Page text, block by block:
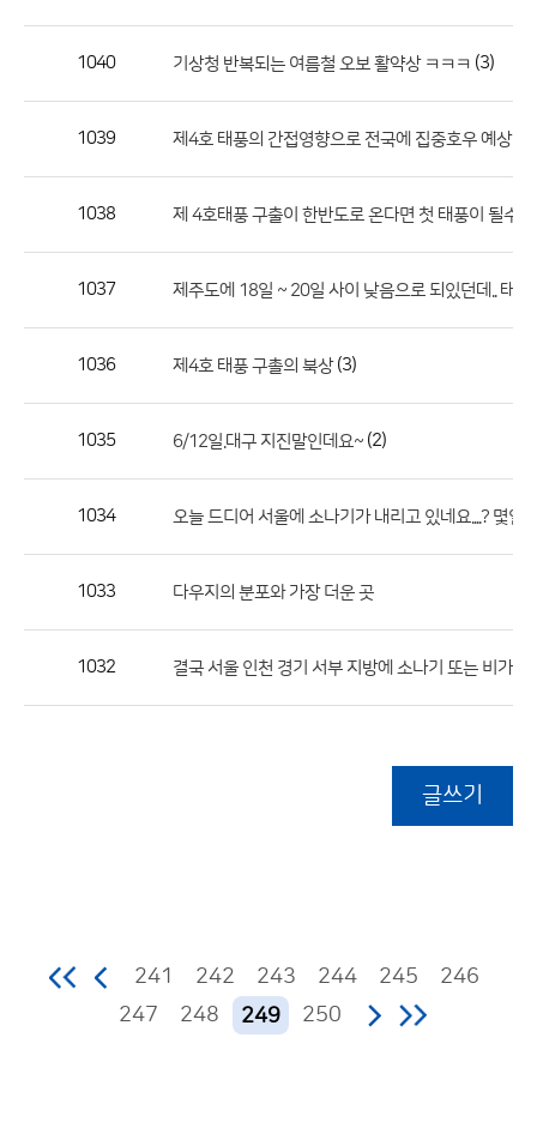
록
공
1040 기상청 반복되는 여름철 오보 활약상 ㅋㅋㅋ (3)
1039 제4호 태풍의 간접영향으로 전국에 집중호우 예상 -
1038 제 4호태풍 구출이 한반도로 온다면 첫 태풍이 될수
1037 제주도에 18일 ~ 20일 사이 낮음으로 되있던데.. 태풍
1036 제4호 태풍 구촐의 북상(3)
1035 6/12일.대구 지진말인데요~ (2)
1034 오늘 드디어 서울에 소나기가 내리고 있네요....? 몇일
1033 다우지의 분포와 가장 더운 곳
1032 결국 서울 인천 경기 서부 지방에 소나기 또는 비가
글쓰기
241 242 243 244 245
246
247
248 249 250